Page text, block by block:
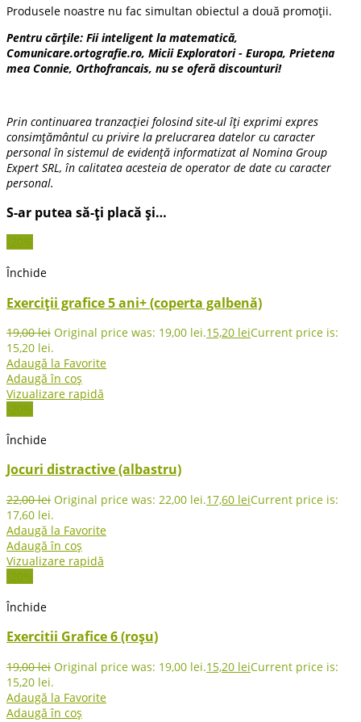
Produsele noastre nu fac simultan obiectul a două promoții.
Pentru cărțile: Fii inteligent la matematică,
Comunicare.ortografie.ro, Micii Exploratori - Europa, Prietena
mea Connie, Orthofrancais, nu se oferă discounturi!
Prin continuarea tranzacției folosind site-ul îți exprimi expres
consimțământul cu privire la prelucrarea datelor cu caracter
personal în sistemul de evidență informatizat al Nomina Group
Expert SRL, în calitatea acesteia de operator de date cu caracter
personal.
S-ar putea să-ți placă și…
-20%
Închide
Exerciții grafice 5 ani+ (coperta galbenă)
19,00lei Original price was: 19,00 lei.15,20 leiCurrent price is:
15,20 lei.
Adaugă la Favorite
Adaugă în coș
Vizualizare rapidă
-20%
Închide
Jocuri distractive (albastru)
22,00lei Original price was: 22,00 lei.17,60 leiCurrent price is:
17,60 lei.
Adaugă la Favorite
Adaugă în coș
Vizualizare rapidă
-20%
Închide
Exercitii Grafice 6 (roșu)
19,00lei Original price was: 19,00 lei.15,20 leiCurrent price is:
15,20 lei.
Adaugă la Favorite
Adaugă în coș